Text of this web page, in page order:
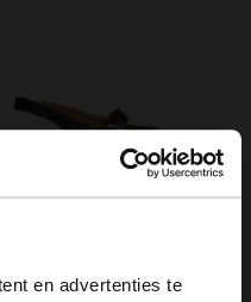
en advertenties te
leren slingbacks